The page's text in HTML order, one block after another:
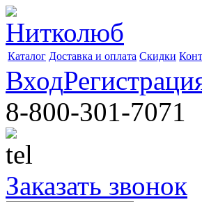
Каталог Доставка и оплата Скидки
Вход
8-800-301-7071
Заказать звонок